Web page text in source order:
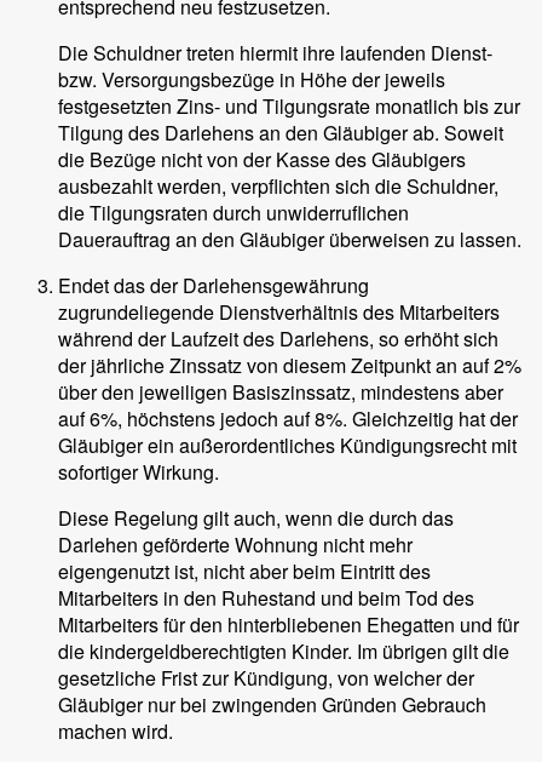
entsprechend neu festzusetzen.
Die Schuldner treten hiermit ihre laufenden Dienst-
bzw. Versorgungsbezüge in Höhe der jeweils
festgesetzten Zins- und Tilgungsrate monatlich bis zur
Tilgung des Darlehens an den Gläubiger ab. Soweit
die Bezüge nicht von der Kasse des Gläubigers
ausbezahlt werden, verpflichten sich die Schuldner,
die Tilgungsraten durch unwiderruflichen
Dauerauftrag an den Gläubiger überweisen zu lassen.
Endet das der Darlehensgewährung
zugrundeliegende Dienstverhältnis des Mitarbeiters
während der Laufzeit des Darlehens, so erhöht sich
der jährliche Zinssatz von diesem Zeitpunkt an auf 2%
über den jeweiligen Basiszinssatz, mindestens aber
auf 6%, höchstens jedoch auf 8%. Gleichzeitig hat der
Gläubiger ein außerordentliches Kündigungsrecht mit
sofortiger Wirkung.
Diese Regelung gilt auch, wenn die durch das
Darlehen geförderte Wohnung nicht mehr
eigengenutzt ist, nicht aber beim Eintritt des
Mitarbeiters in den Ruhestand und beim Tod des
Mitarbeiters für den hinterbliebenen Ehegatten und für
die kindergeldberechtigten Kinder. Im übrigen gilt die
gesetzliche Frist zur Kündigung, von welcher der
Gläubiger nur bei zwingenden Gründen Gebrauch
machen wird.